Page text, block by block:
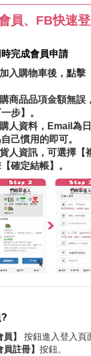
員、FB快速
完成會員申請
入購物車後，點擊
商品品項金額無誤
步】。
人資料，Email為
己慣用的即可。
人資訊，可選擇【
確定結帳】。
員】 按鈕進入登入頁
員註冊】 按鈕。